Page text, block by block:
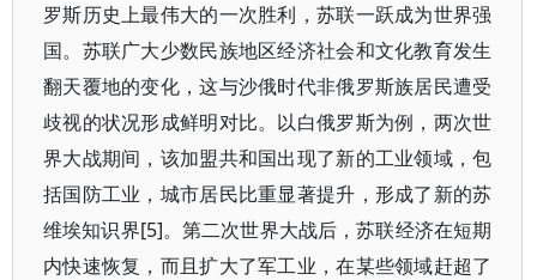
罗斯历史上最伟大的一次胜利，苏联一跃成为世界强
国。苏联广大少数民族地区经济社会和文化教育发生
翻天覆地的变化，这与沙俄时代非俄罗斯族居民遭受
歧视的状况形成鲜明对比。以白俄罗斯为例，两次世
界大战期间，该加盟共和国出现了新的工业领域，包
括国防工业，城市居民比重显著提升，形成了新的苏
维埃知识界[5]。第二次世界大战后，苏联经济在短期
内快速恢复，而且扩大了军工业，在某些领域赶超了